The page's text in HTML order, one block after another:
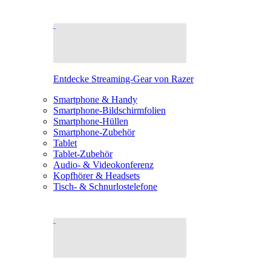
Entdecke Streaming-Gear von Razer
Smartphone & Handy
Smartphone-Bildschirmfolien
Smartphone-Hüllen
Smartphone-Zubehör
Tablet
Tablet-Zubehör
Audio- & Videokonferenz
Kopfhörer & Headsets
Tisch- & Schnurlostelefone